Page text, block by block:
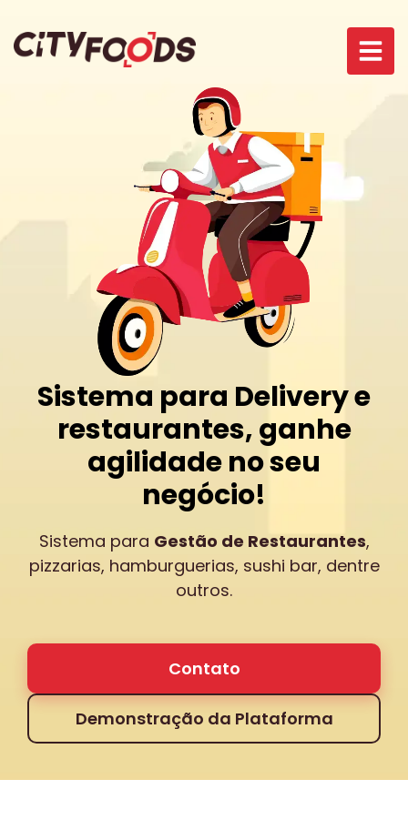
Sistema para Delivery e
restaurantes, ganhe
agilidade no seu
negócio!
Sistema para Gestão de Restaurantes,
pizzarias, hamburguerias, sushi bar, dentre
outros.
Contato
Demonstração da Plataforma